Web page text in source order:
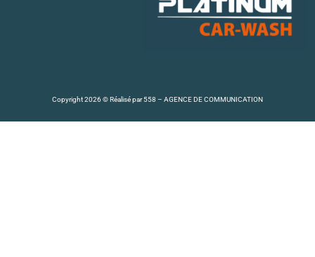
Copyright 2026 © Réalisé par558 – AGENCE DE COMMUNICATION